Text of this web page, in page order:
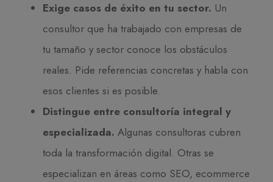
Exige casos de éxito en tu sector. Un
consultor que ha trabajado con empresas de
tu tamaño y sector conoce los obstáculos
reales. Pide referencias concretas y habla con
esos clientes si es posible.
Distingue entre consultoría integral y
especializada. Algunas consultoras cubren
toda la transformación digital. Otras se
especializan en áreas como SEO, ecommerce